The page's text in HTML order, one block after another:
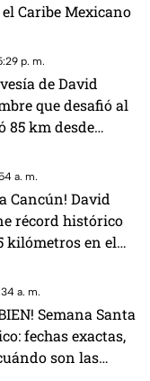
Caribe Mexicano
p. m.
de David
que desafió al
85 km desde
a. m.
Cancún! David
récord histórico
kilómetros en el
a. m.
Semana Santa
fechas exactas,
son las